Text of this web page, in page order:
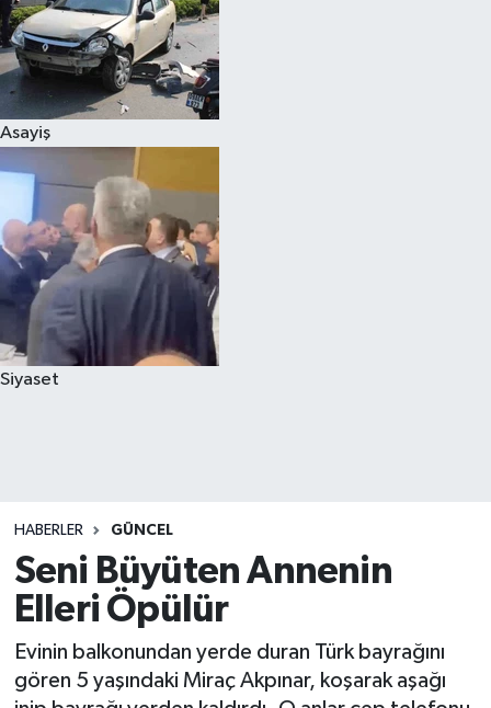
Asayiş
Siyaset
HABERLER GÜNCEL
Seni Büyüten Annenin
Elleri Öpülür
Evinin balkonundan yerde duran Türk bayrağını
gören 5 yaşındaki Miraç Akpınar, koşarak aşağı